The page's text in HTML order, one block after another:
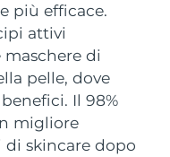
più efficace.
attivi
di
pelle, dove
Il 98%
migliore
skincare dopo